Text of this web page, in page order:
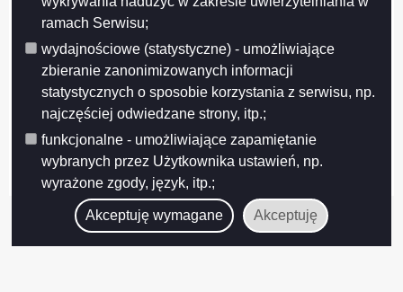
ramach Serwisu;
wydajnościowe (statystyczne) - umożliwiające
zbieranie zanonimizowanych informacji
statystycznych o sposobie korzystania z serwisu, np.
najczęściej odwiedzane strony, itp.;
funkcjonalne - umożliwiające zapamiętanie
wybranych przez Użytkownika ustawień, np.
wyrażone zgody, język, itp.;
Akceptuję wymagane Akceptuję
Projekt współfinansowany przez Unię Europejską z Europejskiego Funduszu
Rozwoju Regionalnego w ramach Regionalnego Programu Operacyjnego
Województwa Podlaskiego na lata 2007-2013
FUNDUSZE EUROPEJSKIE - DLA ROZWOJU WOJEWÓDZTWA PODLASKIEGO
Urząd Marszałkowski Województwa Podlaskiego – Instytucja Zarządzająca
RPOWP